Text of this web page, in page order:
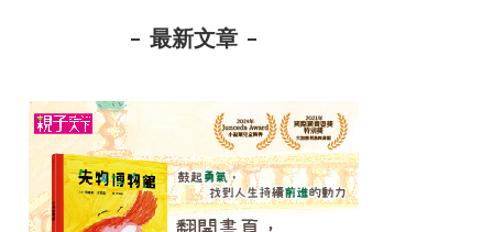
最新文章